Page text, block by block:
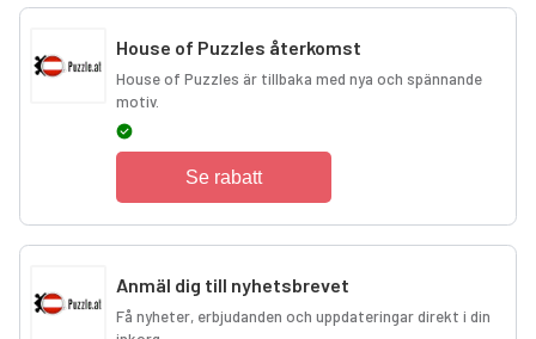
House of Puzzles återkomst
House of Puzzles är tillbaka med nya och spännande
motiv.
Se rabatt
Anmäl dig till nyhetsbrevet
Få nyheter, erbjudanden och uppdateringar direkt i din